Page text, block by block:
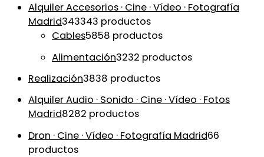
Alquiler Accesorios · Cine · Vídeo · Fotografía
Madrid343343 productos
Cables5858 productos
Alimentación3232 productos
Realización3838 productos
Alquiler Audio · Sonido · Cine · Vídeo · Fotos
Madrid8282 productos
Dron · Cine · Vídeo · Fotografía Madrid66
productos